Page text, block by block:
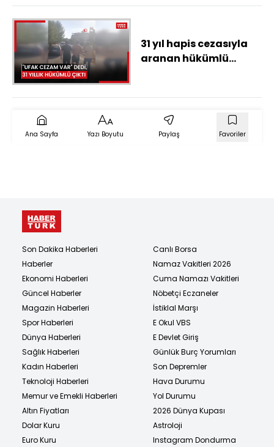
vermeyeceğiz"
31 yıl hapis cezasıyla
aranan hükümlü
eve göz kulak ol" dedi
Ana Sayfa Yazı Boyutu Paylaş Favoriler
Son Dakika Haberleri
Haberler
Ekonomi Haberleri
Güncel Haberler
Magazin Haberleri
Spor Haberleri
Dünya Haberleri
Sağlık Haberleri
Kadın Haberleri
Teknoloji Haberleri
Memur ve Emekli Haberleri
Altın Fiyatları
Dolar Kuru
Euro Kuru
Canlı Borsa
Namaz Vakitleri 2026
Cuma Namazı Vakitleri
Nöbetçi Eczaneler
İstiklal Marşı
E Okul VBS
E Devlet Giriş
Günlük Burç Yorumları
Son Depremler
Hava Durumu
Yol Durumu
2026 Dünya Kupası
Astroloji
Instagram Dondurma